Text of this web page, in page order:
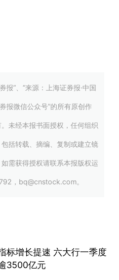
报”、“来源：上海证券报·中国
报微信公众号”的所有原创作
未经本报书面授权，任何组织
括转载、摘编、复制或建立镜
需获得授权请联系本报版权运
，bq@cnstock.com。
标增长提速 六大行一季度
3500亿元